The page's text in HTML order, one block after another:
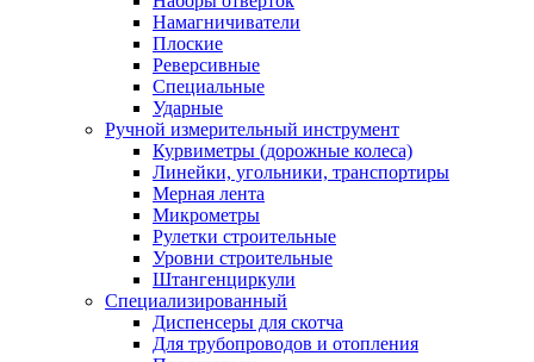
Намагничиватели
Плоские
Реверсивные
Специальные
Ударные
Ручной измерительный инструмент
Курвиметры (дорожные колеса)
Линейки, угольники, транспортиры
Мерная лента
Микрометры
Рулетки строительные
Уровни строительные
Штангенциркули
Специализированный
Диспенсеры для скотча
Для трубопроводов и отопления